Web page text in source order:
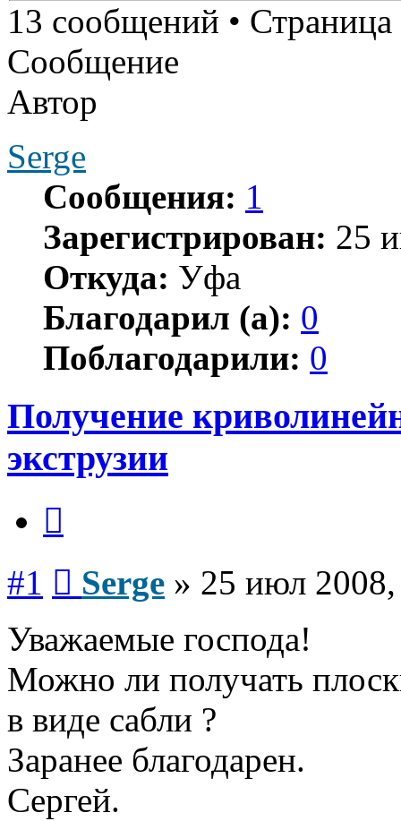
13 сообщений • Страница
Сообщение
Автор
Serge
Сообщения: 1
Зарегистрирован: 25
Откуда: Уфа
Благодарил (а): 0
Поблагодарили: 0
Получение
экструзии
#1 Serge » 25 июл
Уважаемые господа!
Можно ли получать
в виде сабли ?
Заранее благодарен.
Сергей.